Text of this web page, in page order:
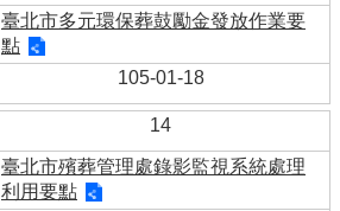
臺北市多元環保葬鼓勵金發放作業要
點
105-01-18
14
臺北市殯葬管理處錄影監視系統處理
利用要點